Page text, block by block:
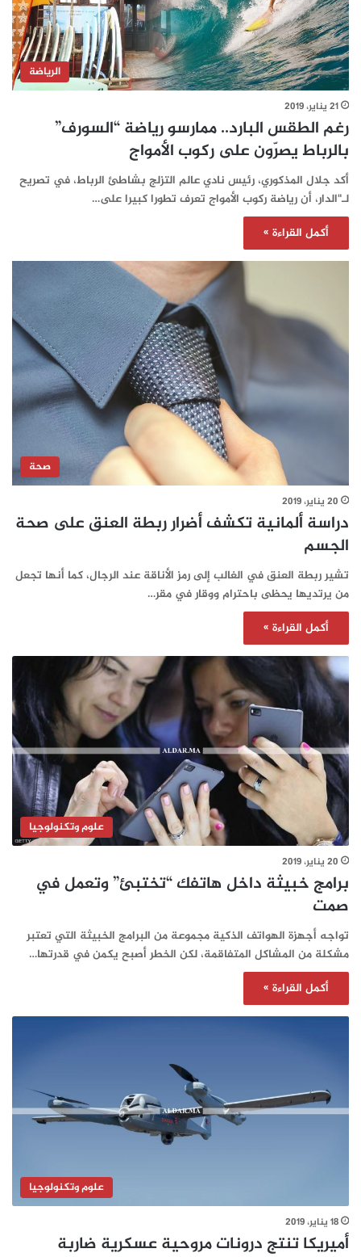
الرياضة
21 يناير، 2019
رغم الطقس البارد.. ممارسو رياضة “السورف”
بالرباط يصرّون على ركوب الأمواج
أكد جلال المذكوري، رئيس نادي عالم التزلج بشاطئ الرباط، في تصريح
لـ"الدار، أن رياضة ركوب الأمواج تعرف تطورا كبيرا على…
أكمل القراءة »
صحة
20 يناير، 2019
دراسة ألمانية تكشف أضرار ربطة العنق على صحة
الجسم
تشير ربطة العنق في الغالب إلى رمز الأناقة عند الرجال، كما أنها تجعل
من يرتديها يحظى باحترام ووقار في مقر…
أكمل القراءة »
علوم وتكنولوجيا
20 يناير، 2019
برامج خبيثة داخل هاتفك “تختبئ” وتعمل في
صمت
تواجه أجهزة الهواتف الذكية مجموعة من البرامج الخبيثة التي تعتبر
مشكلة من المشاكل المتفاقمة، لكن الخطر أصبح يكمن في قدرتها…
أكمل القراءة »
علوم وتكنولوجيا
18 يناير، 2019
أميريكا تنتج درونات مروحية عسكرية ضاربة